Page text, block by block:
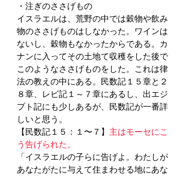
・注ぎのささげもの
イスラエルは、荒野の中では穀物や飲み
物のささげものはしなかった。ワインは
ないし、穀物もなかったからである。カ
ナンに入ってその土地て収穫をした後で
このようなささげものをした。これは律
法の教えの中にある。民数記１５章と２
８章、レビ記１～７章にあるし、出エジ
プト記にも少しあるが、民数記が一番詳
しいと思う。
【民数記１５：１〜７】 主はモーセにこ
う告げられた。
「イスラエルの子らに告げよ。わたしが
あなたがたに与えて住まわせる地にあな